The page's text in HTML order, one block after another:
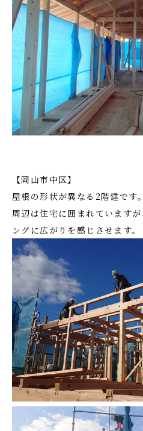
【岡山市中区】
屋根の形状が異なる2階建です。
周辺は住宅に囲まれています
ングに広がりを感じさせます。